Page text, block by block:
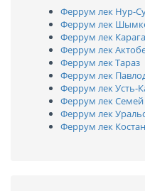
Феррум лек Нур-
Феррум лек
Феррум лек
Феррум лек
Феррум лек Тараз
Феррум лек
Феррум лек Усть-
Феррум лек Семей
Феррум лек
Феррум лек